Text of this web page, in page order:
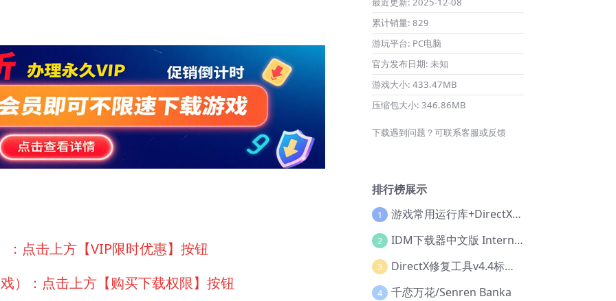
点击上方【VIP限时优惠】按钮
）：点击上方【购买下载权限】按钮
累计销量: 829
游玩平台: PC电脑
官方发布日期: 未知
游戏大小: 433.47MB
压缩包大小: 346.86MB
下载遇到问题？可联系客服或反馈
排行榜展示
1 游戏常用运行库+DirectX修复增强版
2 IDM下载器中文版 Internet Download Manager v6.42.36 IDM
3 DirectX修复工具v4.4标准版+增强版+在线修复版
4 千恋万花/Senren Banka